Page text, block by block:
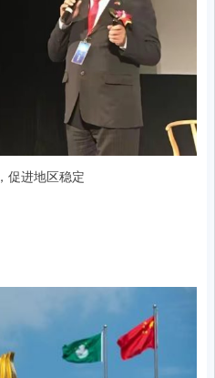
促进地区稳定